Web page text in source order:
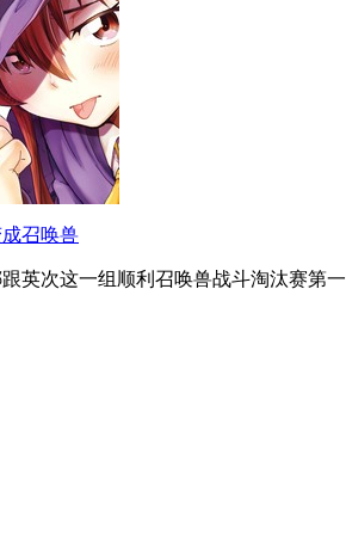
召唤兽
英次这一组顺利召唤兽战斗淘汰赛第一